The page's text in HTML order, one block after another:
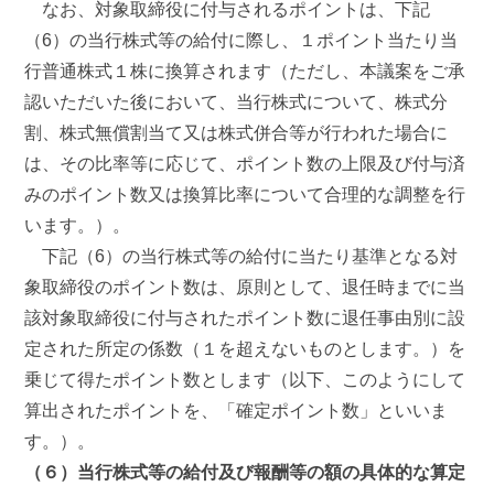
なお、対象取締役に付与されるポイントは、下記
（6）の当行株式等の給付に際し、１ポイント当たり当
行普通株式１株に換算されます（ただし、本議案をご承
認いただいた後において、当行株式について、株式分
割、株式無償割当て又は株式併合等が行われた場合に
は、その比率等に応じて、ポイント数の上限及び付与済
みのポイント数又は換算比率について合理的な調整を行
います。）。
下記（6）の当行株式等の給付に当たり基準となる対
象取締役のポイント数は、原則として、退任時までに当
該対象取締役に付与されたポイント数に退任事由別に設
定された所定の係数（１を超えないものとします。）を
乗じて得たポイント数とします（以下、このようにして
算出されたポイントを、「確定ポイント数」といいま
す。）。
（６）当行株式等の給付及び報酬等の額の具体的な算定